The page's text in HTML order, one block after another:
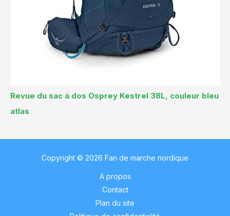
Revue du sac à dos Osprey Kestrel 38L, couleur bleu
atlas
Copyright © 2026 Fan de marche nordique
A propos
Contact
Plan du site